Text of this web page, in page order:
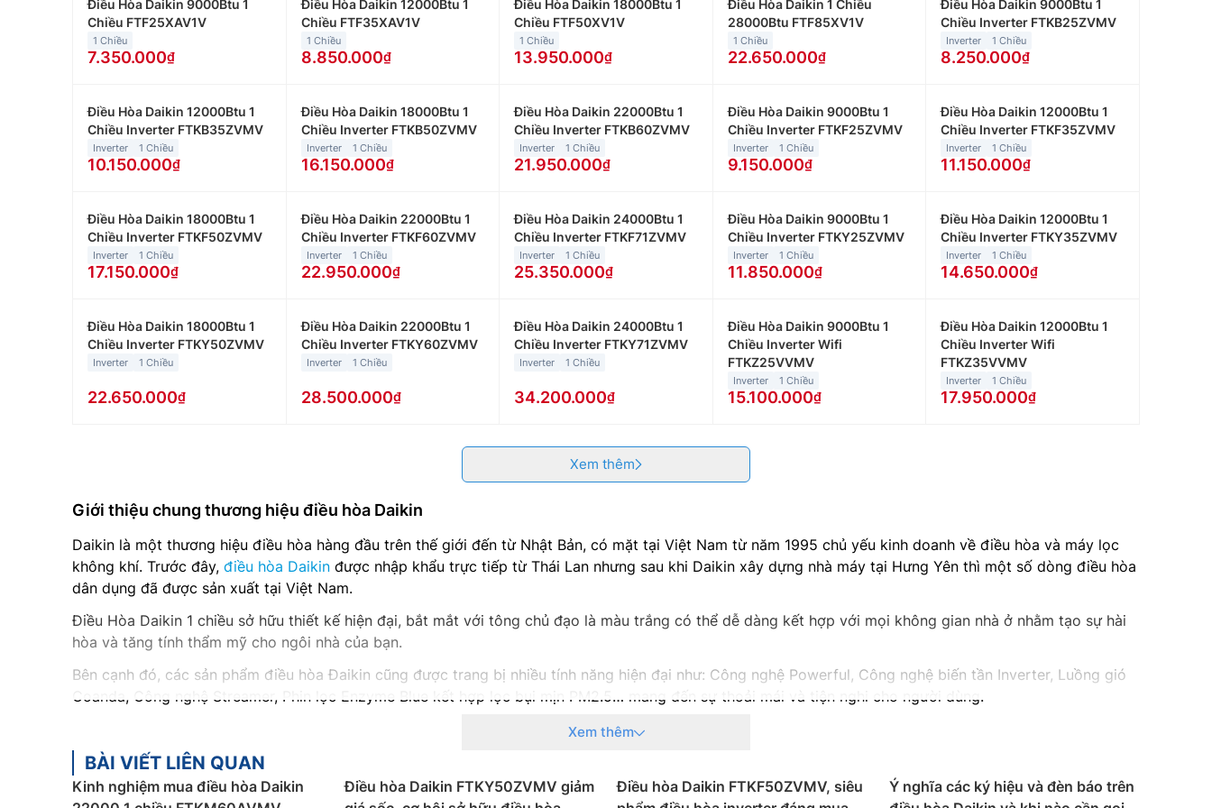
Điều Hòa Daikin 9000Btu 1
Chiều FTF25XAV1V
1 Chiều
7.350.000
Điều Hòa Daikin 12000Btu 1
Chiều FTF35XAV1V
1 Chiều
8.850.000
Điều Hòa Daikin 18000Btu 1
Chiều FTF50XV1V
1 Chiều
13.950.000
Điều Hòa Daikin 1 Chiều
28000Btu FTF85XV1V
1 Chiều
22.650.000
Điều Hòa Daikin 9000Btu 1
Chiều Inverter FTKB25ZVMV
Inverter 1 Chiều
8.250.000
Điều Hòa Daikin 12000Btu 1
Chiều Inverter FTKB35ZVMV
Inverter 1 Chiều
10.150.000
Điều Hòa Daikin 18000Btu 1
Chiều Inverter FTKB50ZVMV
Inverter 1 Chiều
16.150.000
Điều Hòa Daikin 22000Btu 1
Chiều Inverter FTKB60ZVMV
Inverter 1 Chiều
21.950.000
Điều Hòa Daikin 9000Btu 1
Chiều Inverter FTKF25ZVMV
Inverter 1 Chiều
9.150.000
Điều Hòa Daikin 12000Btu 1
Chiều Inverter FTKF35ZVMV
Inverter 1 Chiều
11.150.000
Điều Hòa Daikin 18000Btu 1
Chiều Inverter FTKF50ZVMV
Inverter 1 Chiều
17.150.000
Điều Hòa Daikin 22000Btu 1
Chiều Inverter FTKF60ZVMV
Inverter 1 Chiều
22.950.000
Điều Hòa Daikin 24000Btu 1
Chiều Inverter FTKF71ZVMV
Inverter 1 Chiều
25.350.000
Điều Hòa Daikin 9000Btu 1
Chiều Inverter FTKY25ZVMV
Inverter 1 Chiều
11.850.000
Điều Hòa Daikin 12000Btu 1
Chiều Inverter FTKY35ZVMV
Inverter 1 Chiều
14.650.000
Điều Hòa Daikin 18000Btu 1
Chiều Inverter FTKY50ZVMV
Inverter 1 Chiều
22.650.000
Điều Hòa Daikin 22000Btu 1
Chiều Inverter FTKY60ZVMV
Inverter 1 Chiều
28.500.000
Điều Hòa Daikin 24000Btu 1
Chiều Inverter FTKY71ZVMV
Inverter 1 Chiều
34.200.000
Điều Hòa Daikin 9000Btu 1
Chiều Inverter Wifi
FTKZ25VVMV
Inverter 1 Chiều
15.100.000
Điều Hòa Daikin 12000Btu 1
Chiều Inverter Wifi
FTKZ35VVMV
Inverter 1 Chiều
17.950.000
Xem thêm
Giới thiệu chung thương hiệu điều hòa Daikin
Daikin là một thương hiệu điều hòa hàng đầu trên thế giới đến từ Nhật Bản, có mặt tại Việt Nam từ năm 1995 chủ yếu kinh doanh về điều hòa và máy lọc
không khí. Trước đây, điều hòa Daikin được nhập khẩu trực tiếp từ Thái Lan nhưng sau khi Daikin xây dựng nhà máy tại Hưng Yên thì một số dòng điều hòa
dân dụng đã được sản xuất tại Việt Nam.
Điều Hòa Daikin 1 chiều sở hữu thiết kế hiện đại, bắt mắt với tông chủ đạo là màu trắng có thể dễ dàng kết hợp với mọi không gian nhà ở nhằm tạo sự hài
hòa và tăng tính thẩm mỹ cho ngôi nhà của bạn.
Bên cạnh đó, các sản phẩm điều hòa Đaikin cũng được trang bị nhiều tính năng hiện đại như: Công nghệ Powerful, Công nghệ biến tần Inverter, Luồng gió
Coanda, Công nghệ Streamer, Phin lọc Enzyme Blue kết hợp lọc bụi mịn PM2.5… mang đến sự thoải mái và tiện nghi cho người dùng.
Với chế độ bảo hành lâu dài 1 năm cho máy cùng điều khiển từ xa và 5 năm cho máy nén của Daikin cũng mang đến sự an tâm cho khách hàng.
Phân loại các dòng điều hòa Daikin theo công suất:
Dòng sản phẩmđiều hòa Daikin giá rẻ
được phân loại theo công suất và tính năng, phù hợp với các không gian và nhu cầu sử dụng khác nhau. Dưới đây là
Xem thêm
BÀI VIẾT LIÊN QUAN
Kinh nghiệm mua điều hòa Daikin
Điều hòa Daikin FTKY50ZVMV giảm
Điều hòa Daikin FTKF50ZVMV, siêu
Ý nghĩa các ký hiệu và đèn báo trên